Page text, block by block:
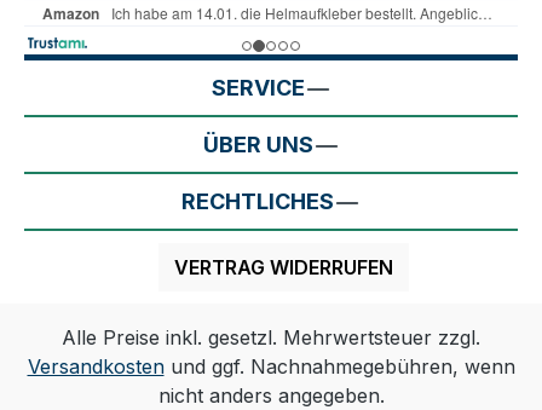
SERVICE
ÜBER UNS
RECHTLICHES
VERTRAG WIDERRUFEN
Alle Preise inkl. gesetzl. Mehrwertsteuer zzgl.
Versandkostenund ggf. Nachnahmegebühren, wenn
nicht anders angegeben.